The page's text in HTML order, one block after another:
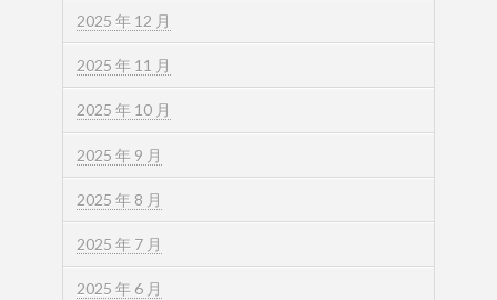
2025 年 12 月
2025 年 11 月
2025 年 10 月
2025 年 9 月
2025 年 8 月
2025 年 7 月
2025 年 6 月